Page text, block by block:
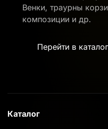
Венки, траурны
композиции и др.
Перейти в
Каталог